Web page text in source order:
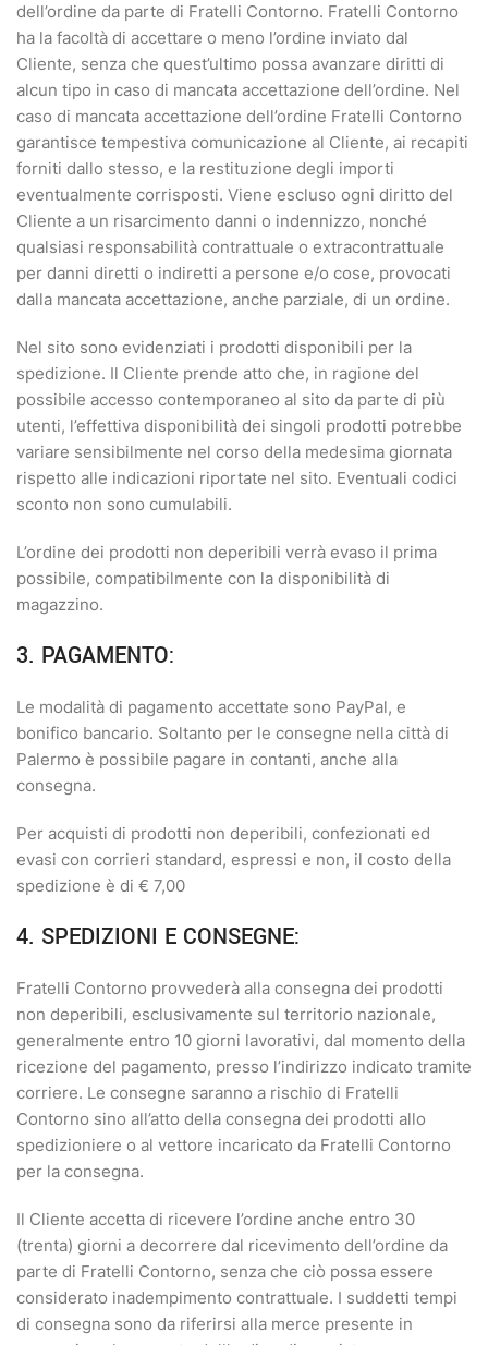
dell’ordine da parte di Fratelli Contorno. Fratelli Contorno
ha la facoltà di accettare o meno l’ordine inviato dal
Cliente, senza che quest’ultimo possa avanzare diritti di
alcun tipo in caso di mancata accettazione dell’ordine. Nel
caso di mancata accettazione dell’ordine Fratelli Contorno
garantisce tempestiva comunicazione al Cliente, ai recapiti
forniti dallo stesso, e la restituzione degli importi
eventualmente corrisposti. Viene escluso ogni diritto del
Cliente a un risarcimento danni o indennizzo, nonché
qualsiasi responsabilità contrattuale o extracontrattuale
per danni diretti o indiretti a persone e/o cose, provocati
dalla mancata accettazione, anche parziale, di un ordine.
Nel sito sono evidenziati i prodotti disponibili per la
spedizione. Il Cliente prende atto che, in ragione del
possibile accesso contemporaneo al sito da parte di più
utenti, l’effettiva disponibilità dei singoli prodotti potrebbe
variare sensibilmente nel corso della medesima giornata
rispetto alle indicazioni riportate nel sito. Eventuali codici
sconto non sono cumulabili.
L’ordine dei prodotti non deperibili verrà evaso il prima
possibile, compatibilmente con la disponibilità di
magazzino.
3. PAGAMENTO:
Le modalità di pagamento accettate sono PayPal, e
bonifico bancario. Soltanto per le consegne nella città di
Palermo è possibile pagare in contanti, anche alla
consegna.
Per acquisti di prodotti non deperibili, confezionati ed
evasi con corrieri standard, espressi e non, il costo della
spedizione è di € 7,00
4. SPEDIZIONI E CONSEGNE:
Fratelli Contorno provvederà alla consegna dei prodotti
non deperibili, esclusivamente sul territorio nazionale,
generalmente entro 10 giorni lavorativi, dal momento della
ricezione del pagamento, presso l’indirizzo indicato tramite
corriere. Le consegne saranno a rischio di Fratelli
Contorno sino all’atto della consegna dei prodotti allo
spedizioniere o al vettore incaricato da Fratelli Contorno
per la consegna.
Il Cliente accetta di ricevere l’ordine anche entro 30
(trenta) giorni a decorrere dal ricevimento dell’ordine da
parte di Fratelli Contorno, senza che ciò possa essere
considerato inadempimento contrattuale. I suddetti tempi
di consegna sono da riferirsi alla merce presente in